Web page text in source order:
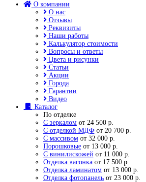
О компании
О нас
Отзывы
Реквизиты
Наши работы
Калькулятор стоимости
Вопросы и ответы
Цвета и рисунки
Статьи
Акции
Города
Гарантии
Видео
Каталог
По отделке
С зеркалом от 24 500 р.
С отделкой МДФ от 20 700 р.
С массивом от 32 000 р.
Порошковые от 13 000 р.
С винилискожей от 11 000 р.
Отделка вагонка от 17 500 р.
Отделка ламинатом от 13 000 р.
Отделка фотопанель от 23 000 р.